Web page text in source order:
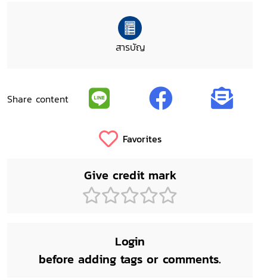
สารบัญ
Share content
Favorites
Give credit mark
Login
before adding tags or comments.